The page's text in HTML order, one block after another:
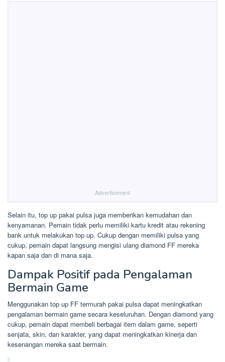
Advertisement
Selain itu, top up pakai pulsa juga memberikan kemudahan dan
kenyamanan. Pemain tidak perlu memiliki kartu kredit atau rekening
bank untuk melakukan top up. Cukup dengan memiliki pulsa yang
cukup, pemain dapat langsung mengisi ulang diamond FF mereka
kapan saja dan di mana saja.
Dampak Positif pada Pengalaman
Bermain Game
Menggunakan top up FF termurah pakai pulsa dapat meningkatkan
pengalaman bermain game secara keseluruhan. Dengan diamond yang
cukup, pemain dapat membeli berbagai item dalam game, seperti
senjata, skin, dan karakter, yang dapat meningkatkan kinerja dan
kesenangan mereka saat bermain.